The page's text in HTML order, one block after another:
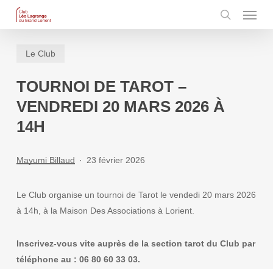
content
search
Menu
Le Club
TOURNOI DE TAROT –
VENDREDI 20 MARS 2026 À
14H
Mayumi Billaud 23 février 2026
Le Club organise un tournoi de Tarot le vendedi 20 mars 2026
à 14h, à la Maison Des Associations à Lorient.
Inscrivez-vous vite auprès de la section tarot du Club par
téléphone au : 06 80 60 33 03.